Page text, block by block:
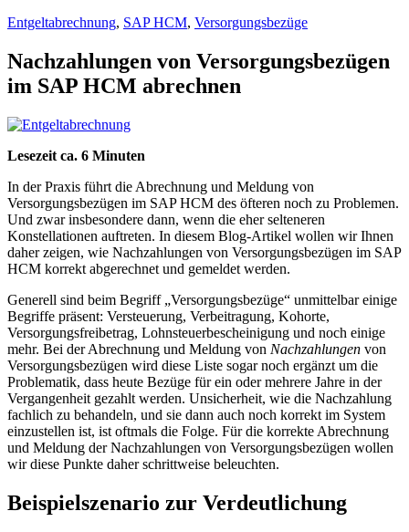
Entgeltabrechnung, SAP HCM, Versorgungsbezüge
Nachzahlungen von Versorgungsbezügen
im SAP HCM abrechnen
Lesezeit ca. 6 Minuten
In der Praxis führt die Abrechnung und Meldung von
Versorgungsbezügen im SAP HCM des öfteren noch zu Problemen.
Und zwar insbesondere dann, wenn die eher selteneren
Konstellationen auftreten. In diesem Blog-Artikel wollen wir Ihnen
daher zeigen, wie Nachzahlungen von Versorgungsbezügen im SAP
HCM korrekt abgerechnet und gemeldet werden.
Generell sind beim Begriff „Versorgungsbezüge“ unmittelbar einige
Begriffe präsent: Versteuerung, Verbeitragung, Kohorte,
Versorgungsfreibetrag, Lohnsteuerbescheinigung und noch einige
mehr. Bei der Abrechnung und Meldung von Nachzahlungen von
Versorgungsbezügen wird diese Liste sogar noch ergänzt um die
Problematik, dass heute Bezüge für ein oder mehrere Jahre in der
Vergangenheit gezahlt werden. Unsicherheit, wie die Nachzahlung
fachlich zu behandeln, und sie dann auch noch korrekt im System
einzustellen ist, ist oftmals die Folge. Für die korrekte Abrechnung
und Meldung der Nachzahlungen von Versorgungsbezügen wollen
wir diese Punkte daher schrittweise beleuchten.
Beispielszenario zur Verdeutlichung